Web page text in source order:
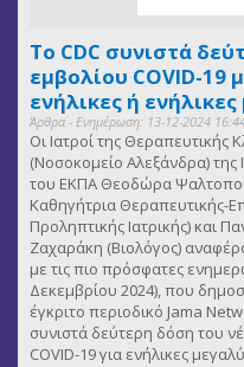
Το CDC συνιστά
εμβολίου COVID-19
ενήλικες ή
Άρθρα - Ενημέρωση: 13-12-2024
Οι Ιατροί της Θεραπευτικής
(Νοσοκομείο Αλεξάνδρα) της
του ΕΚΠΑ Θεοδώρα
Καθηγήτρια Θεραπευτικής-
Προληπτικής Ιατρικής) και
Ζαχαράκη (Βιολόγος)
με τις πιο πρόσφατες
Δεκεμβρίου 2024), που
έγκριτο περιοδικό Jama
συνιστά δεύτερη δόση του
COVID-19 για ενήλικες